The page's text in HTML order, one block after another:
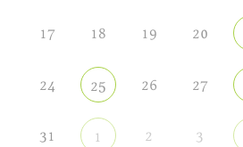
17 18 19 20
24 25 26 27
31 1 2 3